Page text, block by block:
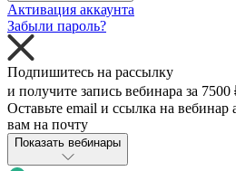
Активация аккаунта
Забыли пароль?
Подпишитесь на рассылку
и получите запись вебинара за 7500
Оставьте email и ссылка на вебинар
вам на почту
Показать вебинары